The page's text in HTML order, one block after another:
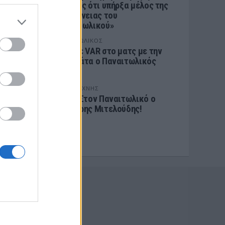
γεγονός ότι υπήρξα μέλος της
οικογένειας του
Παναιτωλικού»
ΠΑΝΑΙΤΩΛΙΚΟΣ
Ζήτησε VAR στο ματς με την
Καλαμάτα ο Παναιτωλικός
ΕΡΑΣΙΤΕΧΝΗΣ
Πόλο: Στον Παναιτωλικό ο
Δημήτρης Μιτελούδης!